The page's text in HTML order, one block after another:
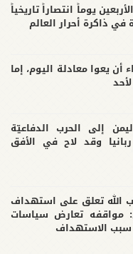
يوماً انتصاراً تاريخياً
ذاكرة أحرار العالم
أن يعوا معادلة اليوم، إما
إلى الحرب الدفاعيّة
وقد لاح في الأفق
الله تعلق على استهداف
مواقفه تعارض سياسات
الاستهداف